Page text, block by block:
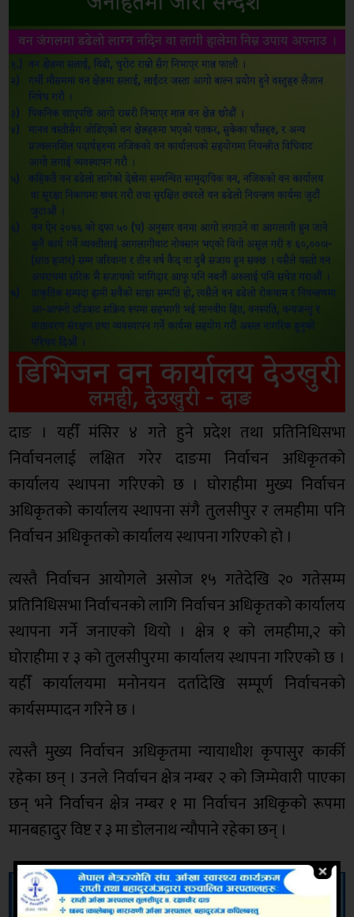
दाङ । यहीँ मंसिर ४ गते हुने प्रदेश तथा प्रतिनिधिसभा
निर्वाचनलाई लक्षित गरेर दाङमा निर्वाचन अधिकृतकाे
कार्यालय स्थापना गरिएको छ । घाेराहीमा मुख्य निर्वाचन
अधिकृतकाे कार्यालय स्थापना संगै तुलसीपुर र लमहीमा पनि
निर्वाचन अधिकृतकाे कार्यालय स्थापना गरिएको हाे ।
त्यस्तै निर्वाचन आयाेगले असाेज १५ गतेदेखि २० गतेसम्म
प्रतिनिधिसभा निर्वाचनकाे लागि निर्वाचन अधिकृतकाे कार्यालय
स्थापना गर्ने जनाएको थियाे । क्षेत्र १ काे लमहीमा,२ काे
घाेराहीमा र ३ काे तुलसीपुरमा कार्यालय स्थापना गरिएको छ ।
यहीँ कार्यालयमा मनाेनयन दर्तादेखि सम्पूर्ण निर्वाचनकाे
कार्यसम्पादन गरिने छ ।
त्यस्तै मुख्य निर्वाचन अधिकृतमा न्यायाधीश कृपासुर कार्की
रहेका छन् । उनले निर्वाचन क्षेत्र नम्बर २ काे जिम्मेवारी पाएका
छन् भने निर्वाचन क्षेत्र नम्बर १ मा निर्वाचन अधिकृकाे रूपमा
मानबहादुर विष्ट र ३ मा डाेलनाथ न्याैपाने रहेका छन् ।